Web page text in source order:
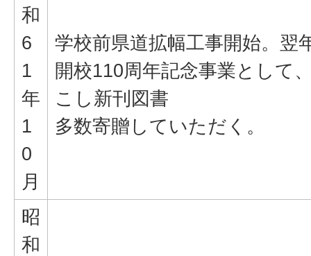
和
6
1
年
1
0
月
学校前県道拡幅工事開始。翌
開校110周年記念事業として
こし新刊図書
多数寄贈していただく。
昭
和